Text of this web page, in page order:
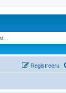
Registreeru